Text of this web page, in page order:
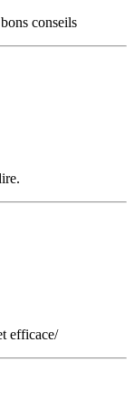
conseils
efficace/